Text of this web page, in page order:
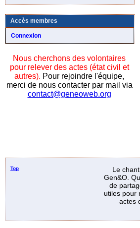
Accès membres
Connexion
Nous cherchons des volontaires
pour relever des actes (état civil et
autres). Pour rejoindre l'équipe,
merci de nous contacter par mail via
contact@geneoweb.org
Top
Le
Gen&O.
de
utiles pour
actes